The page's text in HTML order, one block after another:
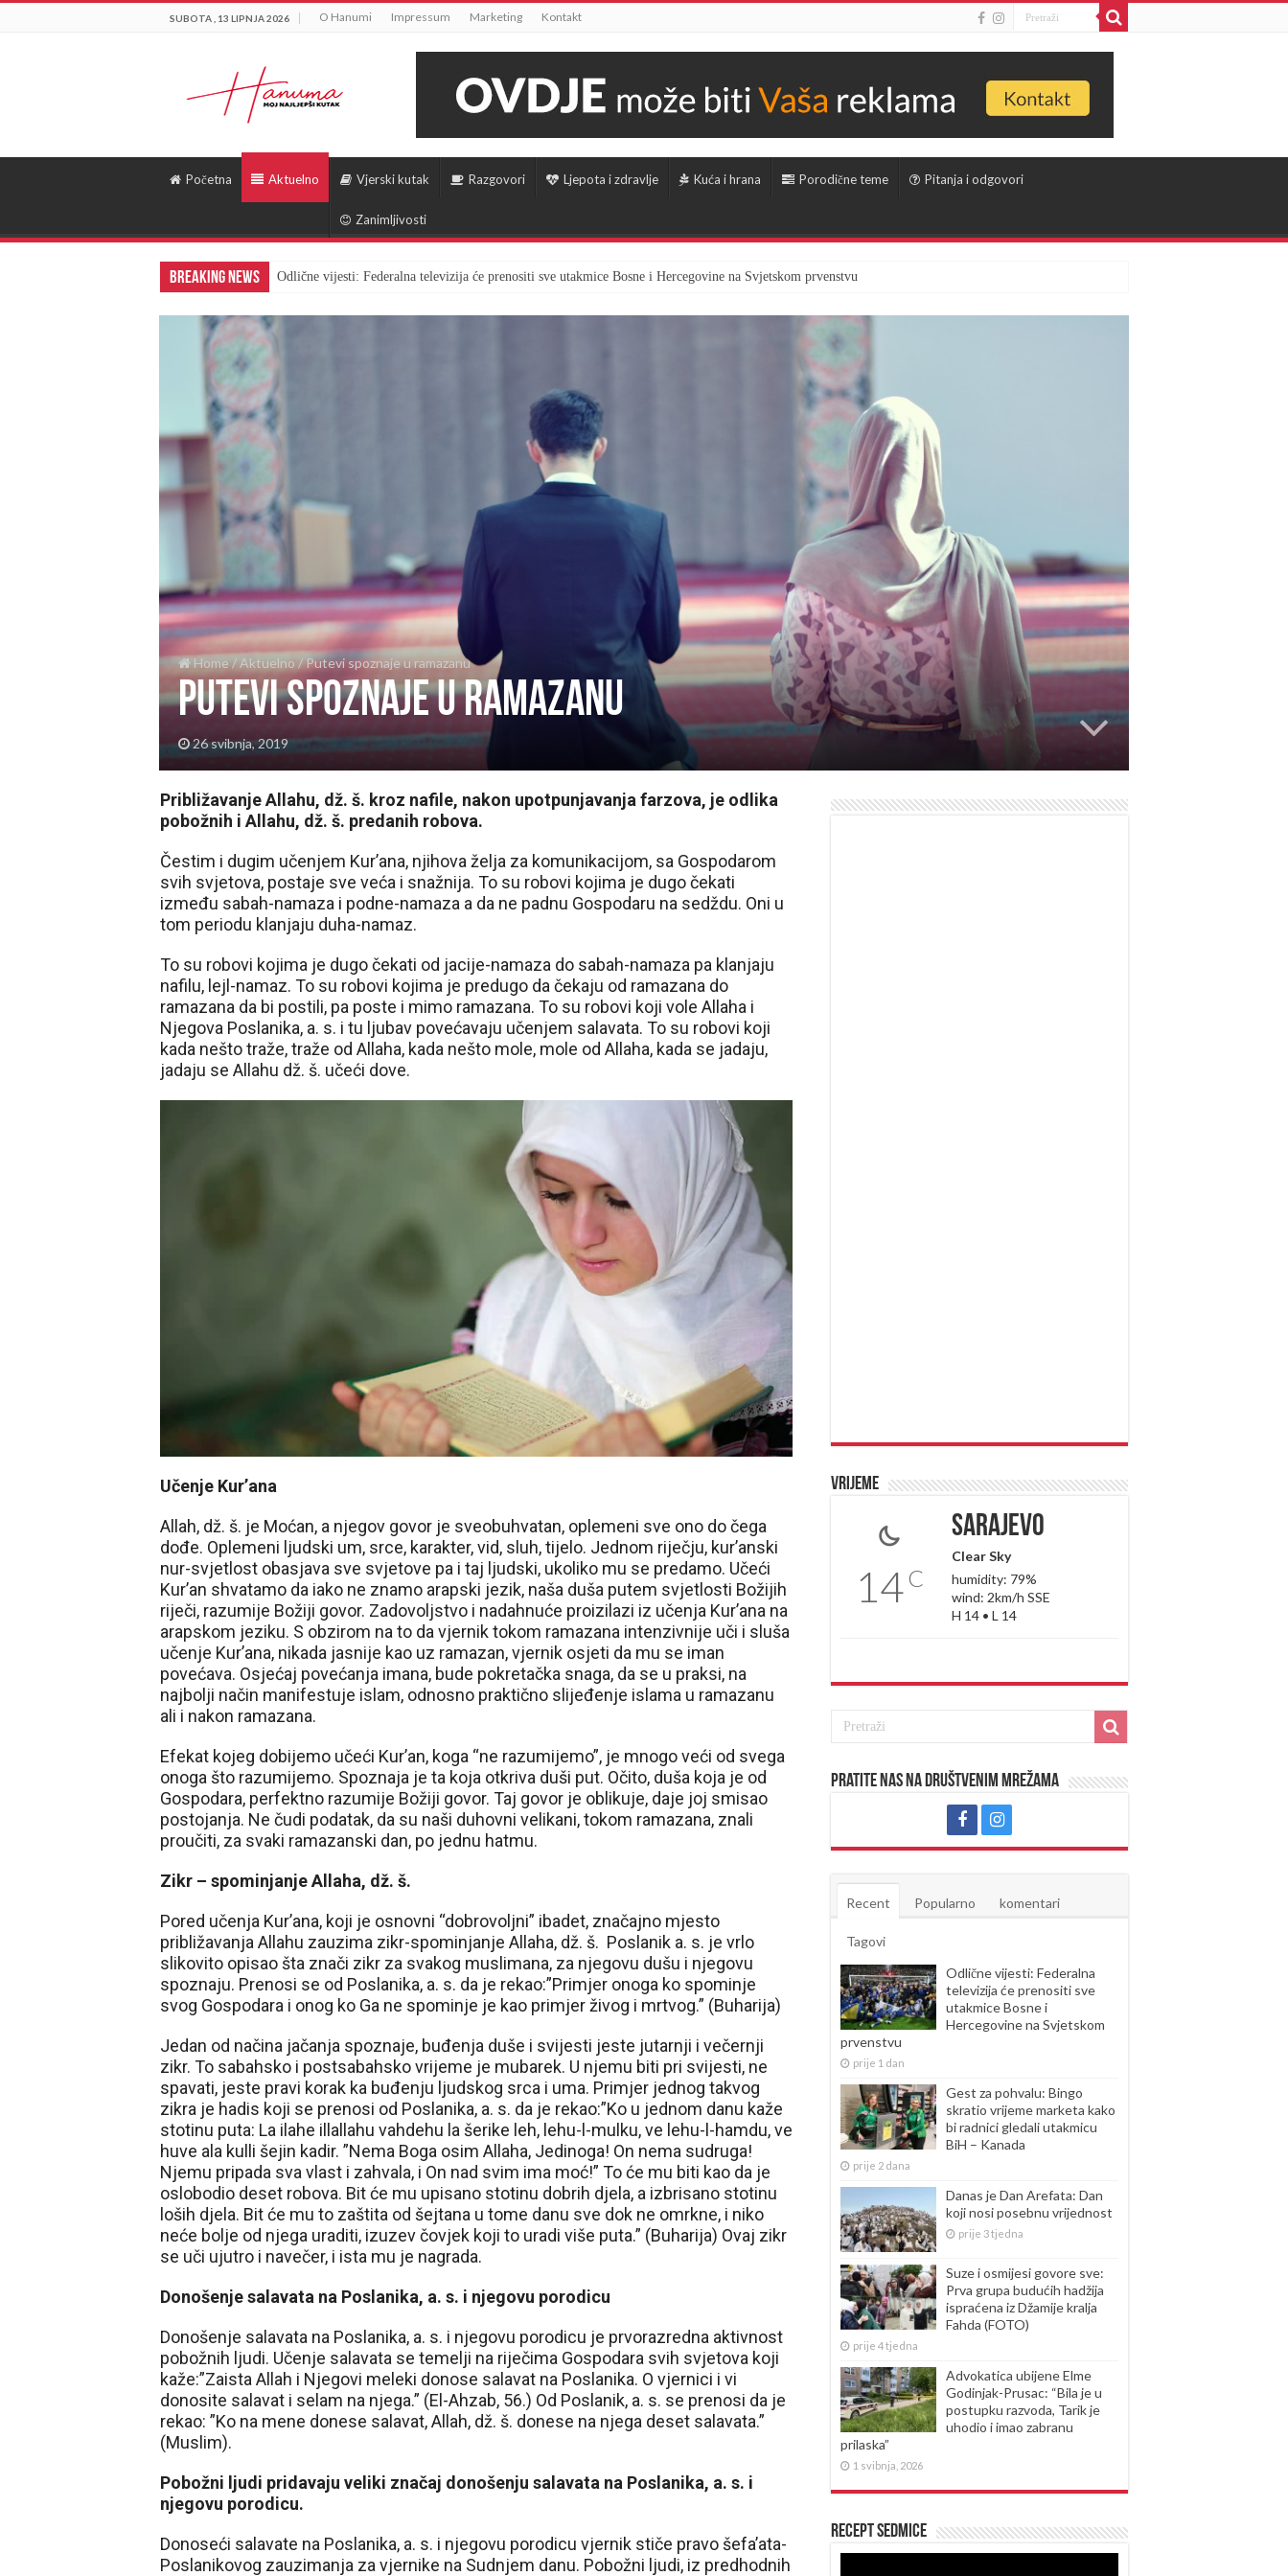
SUBOTA , 13 LIPNJA 2026 O Hanumi Impressum Marketing Kontakt
Početna Aktuelno Vjerski kutak Razgovori Ljepota i zdravlje Kuća i hrana Porodične teme Pitanja i odgovori
Zanimljivosti
Breaking News Odlične vijesti: Federalna televizija će prenositi sve utakmice Bosne i Hercegovine na Svjetskom prvenstvu
Home/ Aktuelno/Putevi spoznaje u ramazanu
Putevi spoznaje u ramazanu
26 svibnja, 2019
Približavanje Allahu, dž. š. kroz nafile, nakon upotpunjavanja farzova, je odlika
pobožnih i Allahu, dž. š. predanih robova.
Čestim i dugim učenjem Kur’ana, njihova želja za komunikacijom, sa Gospodarom
svih svjetova, postaje sve veća i snažnija. To su robovi kojima je dugo čekati
između sabah-namaza i podne-namaza a da ne padnu Gospodaru na sedždu. Oni u
tom periodu klanjaju duha-namaz.
To su robovi kojima je dugo čekati od jacije-namaza do sabah-namaza pa klanjaju
nafilu, lejl-namaz. To su robovi kojima je predugo da čekaju od ramazana do
ramazana da bi postili, pa poste i mimo ramazana. To su robovi koji vole Allaha i
Njegova Poslanika, a. s. i tu ljubav povećavaju učenjem salavata. To su robovi koji
kada nešto traže, traže od Allaha, kada nešto mole, mole od Allaha, kada se jadaju,
jadaju se Allahu dž. š. učeći dove.
Učenje Kur’ana
Allah, dž. š. je Moćan, a njegov govor je sveobuhvatan, oplemeni sve ono do čega
dođe. Oplemeni ljudski um, srce, karakter, vid, sluh, tijelo. Jednom riječju, kur’anski
nur-svjetlost obasjava sve svjetove pa i taj ljudski, ukoliko mu se predamo. Učeći
Kur’an shvatamo da iako ne znamo arapski jezik, naša duša putem svjetlosti Božijih
riječi, razumije Božiji govor. Zadovoljstvo i nadahnuće proizilazi iz učenja Kur’ana na
arapskom jeziku. S obzirom na to da vjernik tokom ramazana intenzivnije uči i sluša
učenje Kur’ana, nikada jasnije kao uz ramazan, vjernik osjeti da mu se iman
povećava. Osjećaj povećanja imana, bude pokretačka snaga, da se u praksi, na
najbolji način manifestuje islam, odnosno praktično slijeđenje islama u ramazanu
ali i nakon ramazana.
Efekat kojeg dobijemo učeći Kur’an, koga “ne razumijemo”, je mnogo veći od svega
onoga što razumijemo. Spoznaja je ta koja otkriva duši put. Očito, duša koja je od
Gospodara, perfektno razumije Božiji govor. Taj govor je oblikuje, daje joj smisao
postojanja. Ne čudi podatak, da su naši duhovni velikani, tokom ramazana, znali
proučiti, za svaki ramazanski dan, po jednu hatmu.
Zikr – spominjanje Allaha, dž. š.
Pored učenja Kur’ana, koji je osnovni “dobrovoljni” ibadet, značajno mjesto
približavanja Allahu zauzima zikr-spominjanje Allaha, dž. š. Poslanik a. s. je vrlo
slikovito opisao šta znači zikr za svakog muslimana, za njegovu dušu i njegovu
spoznaju. Prenosi se od Poslanika, a. s. da je rekao:”Primjer onoga ko spominje
svog Gospodara i onog ko Ga ne spominje je kao primjer živog i mrtvog.” (Buharija)
Jedan od načina jačanja spoznaje, buđenja duše i svijesti jeste jutarnji i večernji
zikr. To sabahsko i postsabahsko vrijeme je mubarek. U njemu biti pri svijesti, ne
spavati, jeste pravi korak ka buđenju ljudskog srca i uma. Primjer jednog takvog
zikra je hadis koji se prenosi od Poslanika, a. s. da je rekao:”Ko u jednom danu kaže
stotinu puta: La ilahe illallahu vahdehu la šerike leh, lehu-l-mulku, ve lehu-l-hamdu, ve
huve ala kulli šejin kadir. ”Nema Boga osim Allaha, Jedinoga! On nema sudruga!
Njemu pripada sva vlast i zahvala, i On nad svim ima moć!” To će mu biti kao da je
oslobodio deset robova. Bit će mu upisano stotinu dobrih djela, a izbrisano stotinu
loših djela. Bit će mu to zaštita od šejtana u tome danu sve dok ne omrkne, i niko
neće bolje od njega uraditi, izuzev čovjek koji to uradi više puta.” (Buharija) Ovaj zikr
se uči ujutro i navečer, i ista mu je nagrada.
Donošenje salavata na Poslanika, a. s. i njegovu porodicu
Donošenje salavata na Poslanika, a. s. i njegovu porodicu je prvorazredna aktivnost
pobožnih ljudi. Učenje salavata se temelji na riječima Gospodara svih svjetova koji
kaže:”Zaista Allah i Njegovi meleki donose salavat na Poslanika. O vjernici i vi
donosite salavat i selam na njega.” (El-Ahzab, 56.) Od Poslanik, a. s. se prenosi da je
rekao: ”Ko na mene donese salavat, Allah, dž. š. donese na njega deset salavata.”
(Muslim).
Pobožni ljudi pridavaju veliki značaj donošenju salavata na Poslanika, a. s. i
njegovu porodicu.
Donoseći salavate na Poslanika, a. s. i njegovu porodicu vjernik stiče pravo šefa’ata-
Poslanikovog zauzimanja za vjernike na Sudnjem danu. Pobožni ljudi, iz predhodnih
Vrijeme
14C
Sarajevo
Clear Sky
humidity: 79%
wind: 2km/h SSE
H 14 • L 14
Pratite nas na društvenim mrežama
Recent Popularno komentari
Tagovi
Odlične vijesti: Federalna
televizija će prenositi sve
utakmice Bosne i
Hercegovine na Svjetskom
prvenstvu
prije 1 dan
Gest za pohvalu: Bingo
skratio vrijeme marketa kako
bi radnici gledali utakmicu
BiH – Kanada
prije 2 dana
Danas je Dan Arefata: Dan
koji nosi posebnu vrijednost
prije 3 tjedna
Suze i osmijesi govore sve:
Prva grupa budućih hadžija
ispraćena iz Džamije kralja
Fahda (FOTO)
prije 4 tjedna
Advokatica ubijene Elme
Godinjak-Prusac: “Bila je u
postupku razvoda, Tarik je
uhodio i imao zabranu
prilaska”
1 svibnja, 2026
Recept sedmice